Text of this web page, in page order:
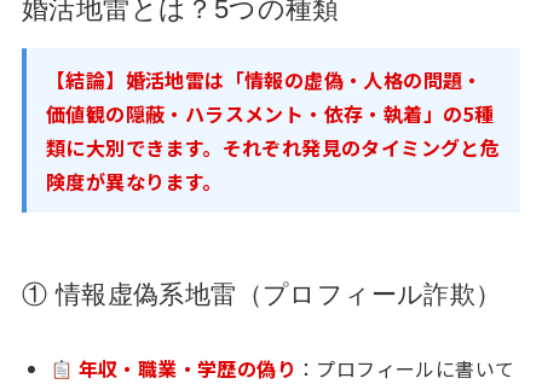
婚活地雷とは？5つの種類
【結論】婚活地雷は「情報の虚偽・人格の問題・
価値観の隠蔽・ハラスメント・依存・執着」の5種
類に大別できます。それぞれ発見のタイミングと危
険度が異なります。
① 情報虚偽系地雷（プロフィール詐欺）
年収・職業・学歴の偽り ：プロフィールに書いて